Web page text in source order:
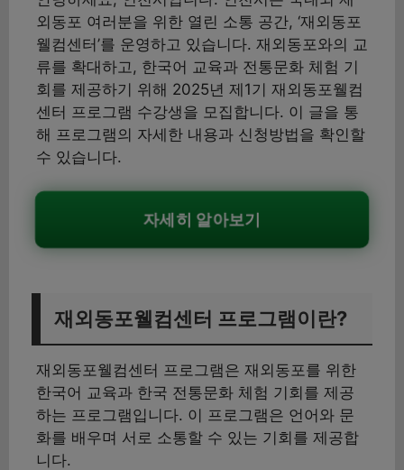
외동포 여러분을 위한 열린 소통 공간, ‘재외동포
웰컴센터’를 운영하고 있습니다. 재외동포와의 교
류를 확대하고, 한국어 교육과 전통문화 체험 기
회를 제공하기 위해 2025년 제1기 재외동포웰컴
센터 프로그램 수강생을 모집합니다. 이 글을 통
해 프로그램의 자세한 내용과 신청방법을 확인할
수 있습니다.
자세히 알아보기
재외동포웰컴센터 프로그램이란?
재외동포웰컴센터 프로그램은 재외동포를 위한
한국어 교육과 한국 전통문화 체험 기회를 제공
하는 프로그램입니다. 이 프로그램은 언어와 문
화를 배우며 서로 소통할 수 있는 기회를 제공합
니다.